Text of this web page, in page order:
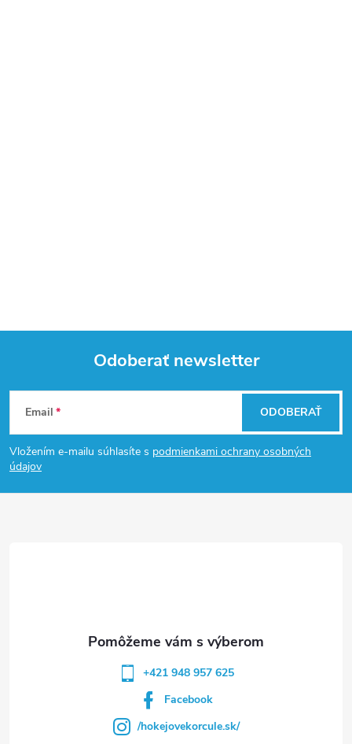
Z
á
p
Odoberať newsletter
Email
Vložením e-mailu súhlasíte s podmienkami ochrany osobných
údajov
ODOBERAŤ
+421 948 957 625
Facebook
/hokejovekorcule.sk/